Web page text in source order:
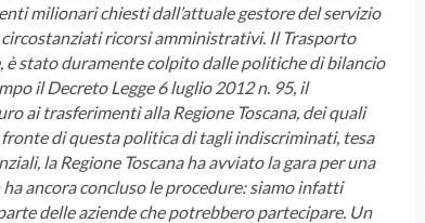
milionari chiesti dall’attuale gestore del servizio
ricorsi amministrativi. Il Trasporto
è stato duramente colpito dalle politiche di bilancio
il Decreto Legge 6 luglio 2012 n. 95, il
ai trasferimenti alla Regione Toscana, dei quali
di questa politica di tagli indiscriminati, tesa
la Regione Toscana ha avviato la gara per una
ancora concluso le procedure: siamo infatti
delle aziende che potrebbero partecipare. Un